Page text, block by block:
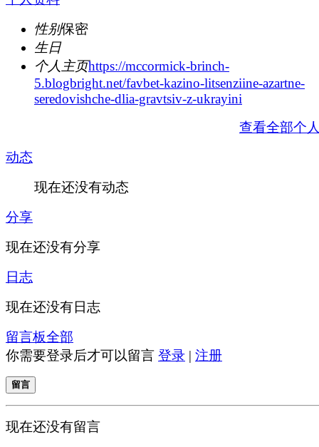
性别保密
生日
个人主页https://mccormick-brinch-
5.blogbright.net/favbet-kazino-litsenziine-azartne-
seredovishche-dlia-gravtsiv-z-ukrayini
查看全部个
动态
现在还没有动态
分享
现在还没有分享
日志
现在还没有日志
留言板全部
你需要登录后才可以留言 登录 | 注册
留言
现在还没有留言